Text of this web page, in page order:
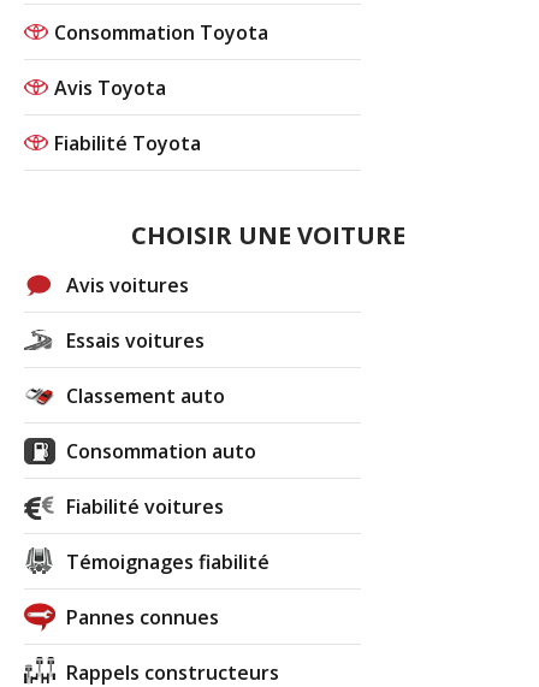
Consommation Toyota
Avis Toyota
Fiabilité Toyota
CHOISIR UNE VOITURE
Avis voitures
Essais voitures
Classement auto
Consommation auto
Fiabilité voitures
Témoignages fiabilité
Pannes connues
Rappels constructeurs